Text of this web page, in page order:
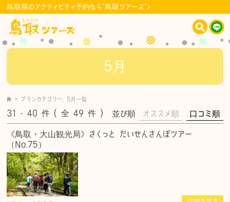
鳥取県のアクティビティ予約なら"鳥取ツアーズ"♪
5月
> プランカテゴリー: 5月一覧
31 - 40件 ( 全 49件 ) 並び順 オススメ順 口コミ順
《鳥取・大山観光局》さくっと だいせんさんぽツアー
（No.75）